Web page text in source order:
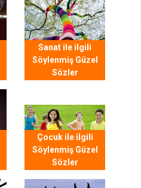
Sanat ile ilgili
Söylenmiş Güzel
Sözler
Çocuk ile ilgili
Söylenmiş Güzel
Sözler